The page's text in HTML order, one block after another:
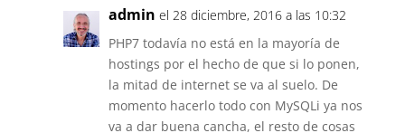
admin el 28 diciembre, 2016 a las 10:32
PHP7 todavía no está en la mayoría de
hostings por el hecho de que si lo ponen,
la mitad de internet se va al suelo. De
momento hacerlo todo con MySQLi ya nos
va a dar buena cancha, el resto de cosas